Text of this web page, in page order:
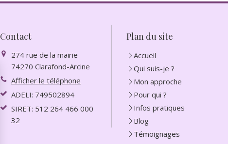
Contact
274 rue de la mairie
74270 Clarafond-Arcine
Afficher le téléphone
ADELI: 749502894
SIRET: 512 264 466 000
32
Plan du site
Accueil
Qui suis-je ?
Mon approche
Pour qui ?
Infos pratiques
Blog
Témoignages